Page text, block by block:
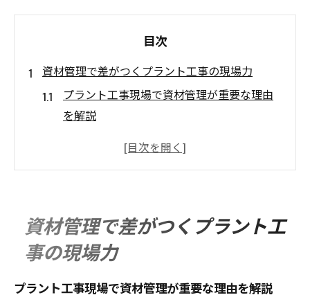
目次
資材管理で差がつくプラント工事の現場力
プラント工事現場で資材管理が重要な理由
を解説
資材管理が現場効率に与えるプラント工事
現場力向上に直結する資材管理の工夫ポイ
ント
役割
資材管理で差がつくプラント工
事の現場力
プラント工事現場で資材管理が重要な理由を解説